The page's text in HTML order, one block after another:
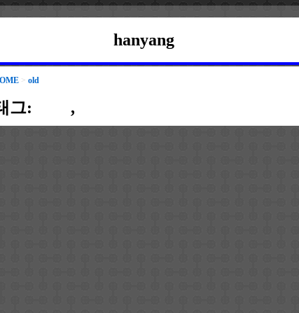
hanyang
> old
그: ,